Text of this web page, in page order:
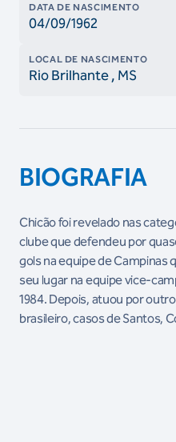
DATA DE NASCIMENTO
04/09/1962
LOCAL DE NASCIMENTO
Rio Brilhante, MS
BIOGRAFIA
Chicão foi revelado nas
clube que defendeu por
gols na equipe de Campinas
seu lugar na equipe vice-
1984. Depois, atuou por
brasileiro, casos de Santos,